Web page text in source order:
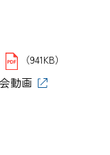
（941KB）
動画